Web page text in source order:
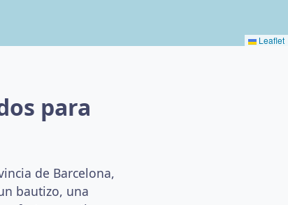
Leaflet
para
de Barcelona,
bautizo, una